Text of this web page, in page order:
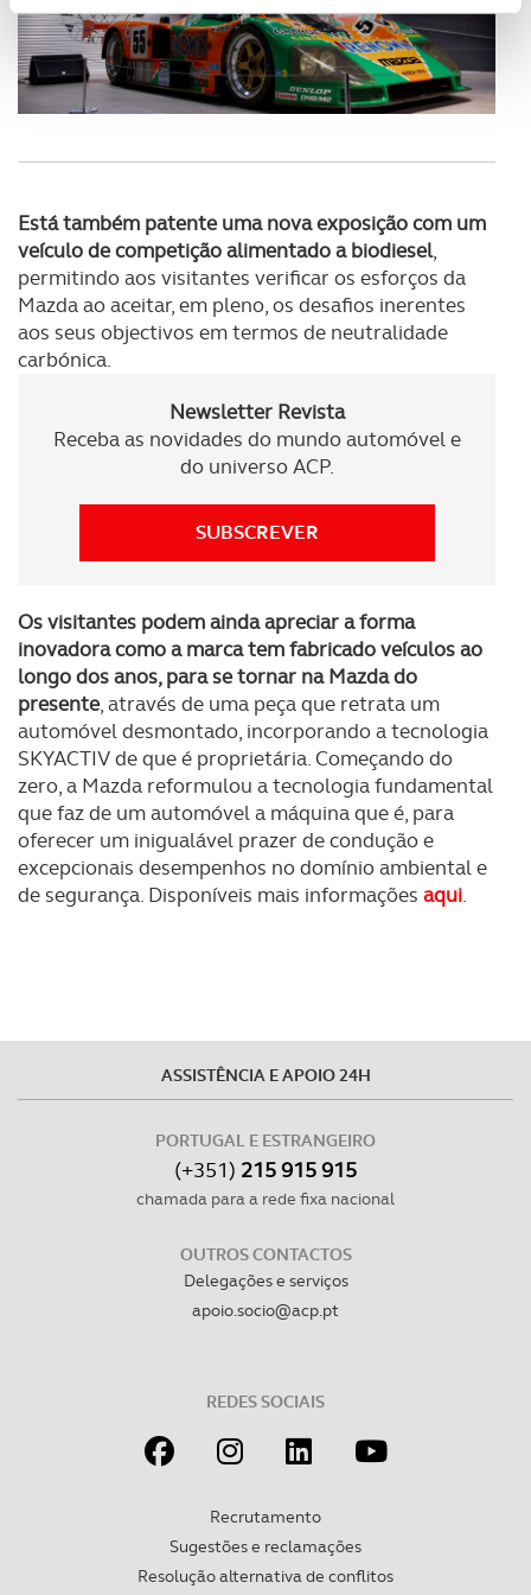
personalizar conteúdos e anúncios, para lhe proporcionar
funcionalidades de redes sociais, bem como para
analisar dados de navegação no nosso website.
O ACP garantirá que as transferências internacionais de
dados pessoais serão realizadas apenas com o seu
consentimento e quando tal se afigure estritamente
necessário no contexto dos serviços a prestar.
Realçamos que o bloqueio de certo tipo de Cookies e
tecnologias similares pode ter impacto na sua
experiência de navegação no Website e nos serviços
Consulte a política de cookies do site.
Está também patente uma nova exposição com um
veículo de competição alimentado a biodiesel,
permitindo aos visitantes verificar os esforços da
Mazda ao aceitar, em pleno, os desafios inerentes
aos seus objectivos em termos de neutralidade
carbónica.
Newsletter Revista
Receba as novidades do mundo automóvel e
do universo ACP.
SUBSCREVER
Os visitantes podem ainda apreciar a forma
inovadora como a marca tem fabricado veículos ao
longo dos anos, para se tornar na Mazda do
presente, através de uma peça que retrata um
automóvel desmontado, incorporando a tecnologia
SKYACTIV de que é proprietária. Começando do
zero, a Mazda reformulou a tecnologia fundamental
que faz de um automóvel a máquina que é, para
oferecer um inigualável prazer de condução e
excepcionais desempenhos no domínio ambiental e
de segurança. Disponíveis mais informações aqui.
ASSISTÊNCIA E APOIO 24H
PORTUGAL E ESTRANGEIRO
(+351) 215 915 915
chamada para a rede fixa nacional
OUTROS CONTACTOS
Delegações e serviços
apoio.socio@acp.pt
REDES SOCIAIS
Recrutamento
Sugestões e reclamações
Resolução alternativa de conflitos